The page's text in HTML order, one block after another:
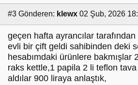
#3 Gönderen: klewx 02 Şub, 2026
geçen hafta ayrancılar tarafından
evli bir çift geldi sahibinden deki
hesabımdaki ürünlere bakmışlar
raks kettle,1 papila 2 li teflon
aldılar 900 liraya anlaştık,